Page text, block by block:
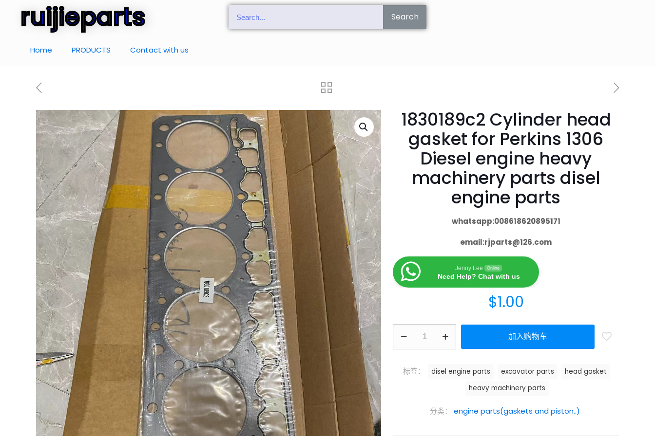
ruijieparts Search
Home PRODUCTS Contact with us
1830189c2 Cylinder head
gasket for Perkins 1306
Diesel engine heavy
machinery parts disel
engine parts
whatsapp:008618620895171
email:rjparts@126.com
Jenny Lee Online
Need Help? Chat with us
$1.00
加入购物车
分类： engine parts(gaskets and piston..)
标签： disel engine parts excavator parts
head gasket
heavy machinery parts